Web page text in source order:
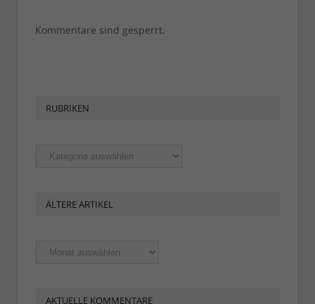
Kommentare sind gesperrt.
RUBRIKEN
Rubriken
ÄLTERE ARTIKEL
Ältere
Artikel
AKTUELLE KOMMENTARE